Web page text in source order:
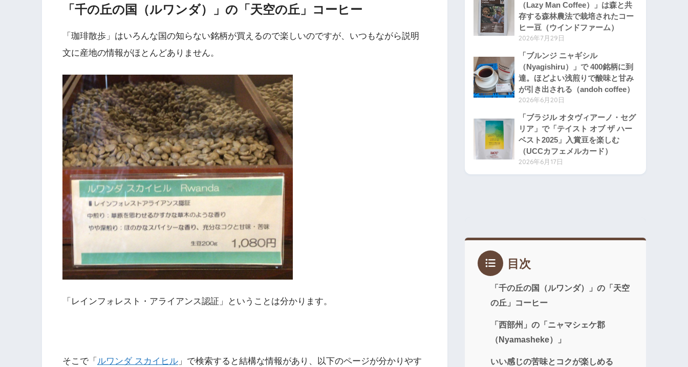
「千の丘の国（ルワンダ）」の「天空の丘」コーヒー
「珈琲散歩」はいろんな国の知らない銘柄が買えるので楽しいのですが、いつもながら説明
文に産地の情報がほとんどありません。
「レインフォレスト・アライアンス認証」ということは分かります。
そこで「 ルワンダ スカイヒル 」で検索すると結構な情報があり、以下のページが分かりやす
（Lazy Man Coffee）」は森と共
存する森林農法で栽培されたコー
ヒー豆（ウインドファーム）
2026年7月29日
「ブルンジ ニャギシル
（Nyagishiru）」で 400銘柄に到
達。ほどよい浅煎りで酸味と甘み
が引き出される（andoh coffee）
2026年6月20日
「ブラジル オタヴィアーノ・セグ
リア」で「テイスト オブ ザ ハー
ベスト2025」入賞豆を楽しむ
（UCCカフェメルカード）
2026年6月17日
目次
「千の丘の国（ルワンダ）」の「天空
の丘」コーヒー
「西部州」の「ニャマシェケ郡
（Nyamasheke）」
いい感じの苦味とコクが楽しめる